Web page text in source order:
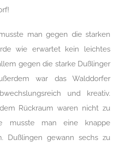
man gegen die starken
wie erwartet kein leichtes
gegen die starke Dußlinger
war das Walddorfer
und kreativ.
Rückraum waren nicht zu
musste man eine knappe
Dußlingen gewann sechs zu